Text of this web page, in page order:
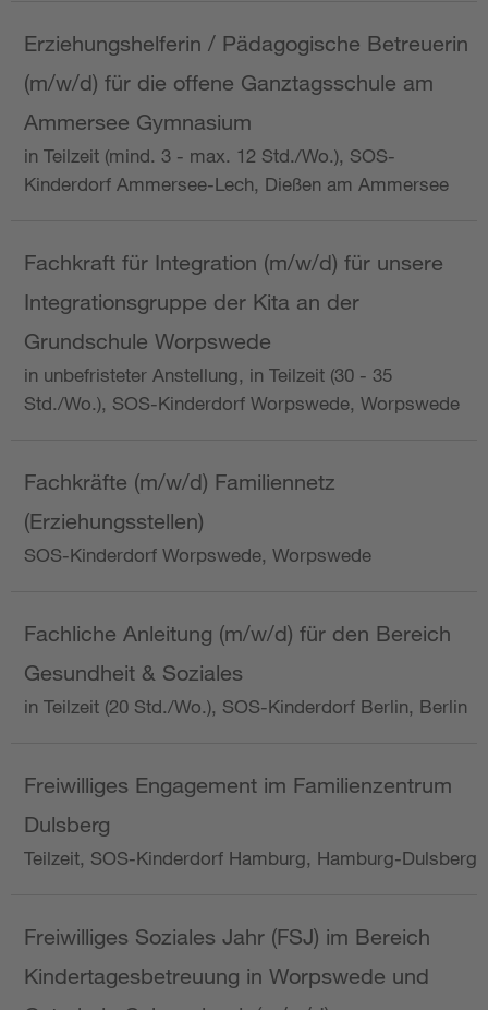
Erziehungshelferin / Pädagogische Betreuerin
(m/w/d) für die offene Ganztagsschule am
Ammersee Gymnasium
in Teilzeit (mind. 3 - max. 12 Std./Wo.), SOS-
Kinderdorf Ammersee-Lech, Dießen am Ammersee
Fachkraft für Integration (m/w/d) für unsere
Integrationsgruppe der Kita an der
Grundschule Worpswede
in unbefristeter Anstellung, in Teilzeit (30 - 35
Std./Wo.), SOS-Kinderdorf Worpswede, Worpswede
Fachkräfte (m/w/d) Familiennetz
(Erziehungsstellen)
SOS-Kinderdorf Worpswede, Worpswede
Fachliche Anleitung (m/w/d) für den Bereich
Gesundheit & Soziales
in Teilzeit (20 Std./Wo.), SOS-Kinderdorf Berlin, Berlin
Freiwilliges Engagement im Familienzentrum
Dulsberg
Teilzeit, SOS-Kinderdorf Hamburg, Hamburg-Dulsberg
Freiwilliges Soziales Jahr (FSJ) im Bereich
Kindertagesbetreuung in Worpswede und